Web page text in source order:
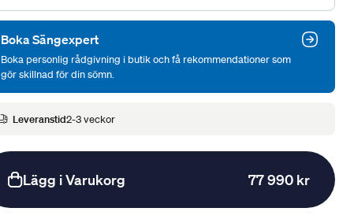
Boka Sängexpert
Boka personlig rådgivning i butik och få rekommendationer som
gör skillnad för din sömn.
Leveranstid2-3 veckor
Lägg i Varukorg 77 990 kr